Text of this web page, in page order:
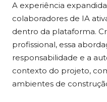
A experiência
colaboradores de IA
dentro da plataforma.
profissional, essa
responsabilidade e a
contexto do projeto,
ambientes de